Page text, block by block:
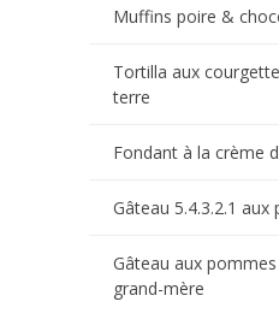
Muffins poire &
Tortilla aux
terre
Fondant à la crème
Gâteau 5.4.3.2.1 aux
Gâteau aux
grand-mère